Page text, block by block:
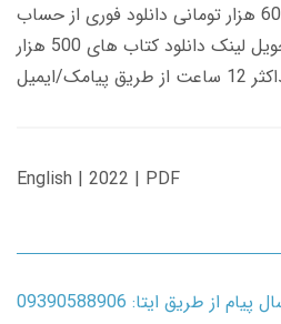
زمان تحویل کتاب های 600 هزار تومانی دانلود فوری از حساب
کاربری می باشد، و زمان تحویل لینک دانلود کتاب های 500 هزار
ایمیل
English | 2022 | PDF
پیام از طریق ایتا: 09390588906